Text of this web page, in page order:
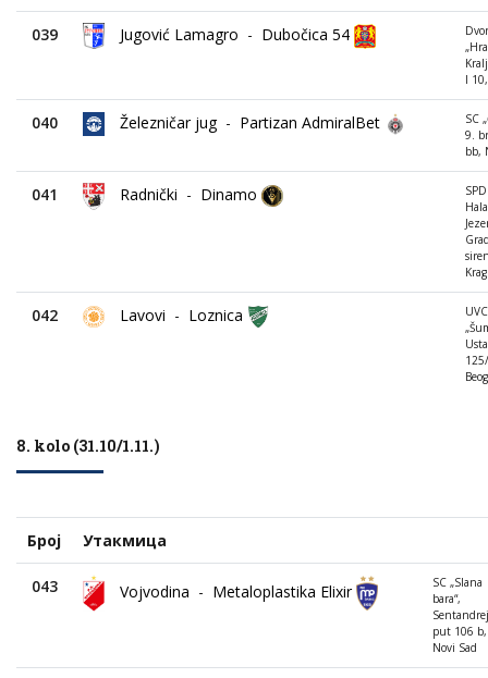
039 Jugović Lamagro - Dubočica 54
I
040 Železničar jug - Partizan AdmiralBet
SC
9.
bb,
041 Radnički - Dinamo
Hala
042 Lavovi - Loznica
UVC
8. kolo (31.10/1.11.)
Број Утакмица
043 Vojvodina - Metaloplastika Elixir
SC „Slana
bara“,
put 106 b,
Novi Sad